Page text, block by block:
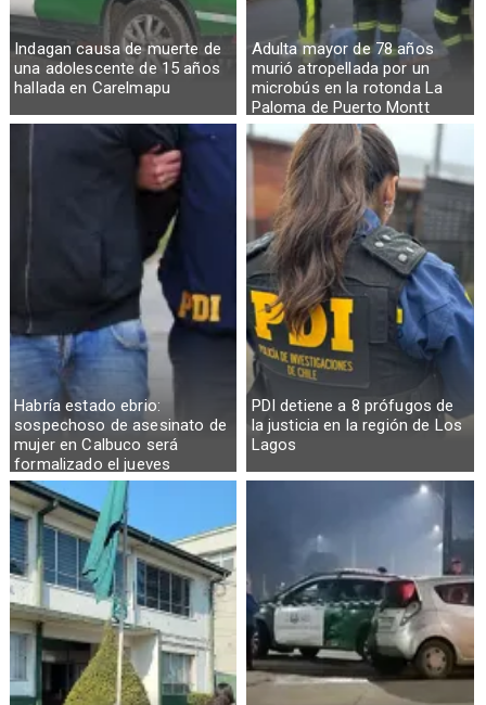
Indagan causa de muerte de
una adolescente de 15 años
hallada en Carelmapu
Adulta mayor de 78 años
murió atropellada por un
microbús en la rotonda La
Paloma de Puerto Montt
Habría estado ebrio:
sospechoso de asesinato de
mujer en Calbuco será
formalizado el jueves
PDI detiene a 8 prófugos de
la justicia en la región de Los
Lagos